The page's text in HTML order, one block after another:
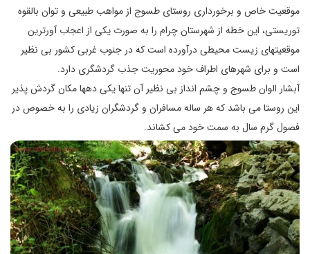
موقعیت خاص و برخورداری روستای طسوج از مواهب طبیعی و توان بالقوه
توریستی، این خطه از شهرستان چرام را به صورت یکی از اعجاب آورترین
موقعیتهای زیست محیطی درآورده است که در جنوب غربی کشور بی نظیر
است و برای شهرهای اطراف خود محوریت جذب گردشگری دارد.
آبشار الوان طسوج و چشم انداز بی نظیر آن تنها یکی دهها مکان گردش پذیر
این روستا می باشد که هر ساله مسافران و گردشگران زیادی را به خصوص در
فصول گرم سال به سمت خود می کشاند.